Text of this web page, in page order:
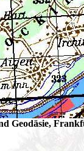
Geodäsie,